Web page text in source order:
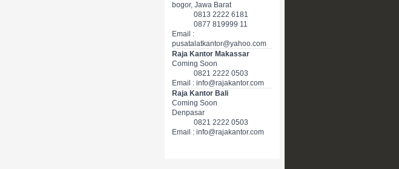
bogor, Jawa Barat
0813 2222 6181
0877 819999 11
Email :
pusatalatkantor@yahoo.com
Raja Kantor Makassar
Coming Soon
0821 2222 0503
Email : info@rajakantor.com
Raja Kantor Bali
Coming Soon
Denpasar
0821 2222 0503
Email : info@rajakantor.com